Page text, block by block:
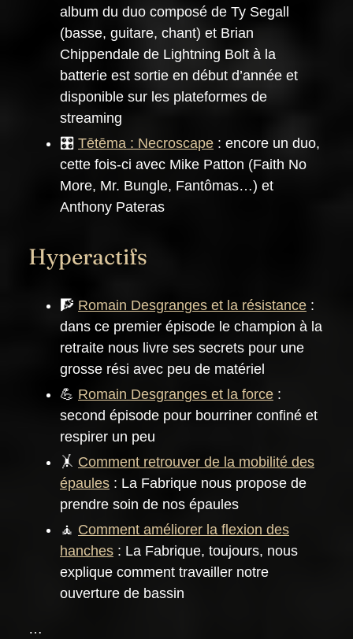
album du duo composé de Ty Segall
(basse, guitare, chant) et Brian
Chippendale de Lightning Bolt à la
batterie est sortie en début d’année et
disponible sur les plateformes de
streaming
🎛️ Tētēma : Necroscape : encore un duo,
cette fois-ci avec Mike Patton (Faith No
More, Mr. Bungle, Fantômas…) et
Anthony Pateras
Hyperactifs
🧗 Romain Desgranges et la résistance :
dans ce premier épisode le champion à la
retraite nous livre ses secrets pour une
grosse rési avec peu de matériel
💪 Romain Desgranges et la force :
second épisode pour bourriner confiné et
respirer un peu
🤸 Comment retrouver de la mobilité des
épaules : La Fabrique nous propose de
prendre soin de nos épaules
🧘 Comment améliorer la flexion des
hanches : La Fabrique, toujours, nous
explique comment travailler notre
ouverture de bassin
…